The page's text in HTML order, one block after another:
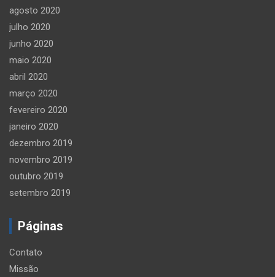
agosto 2020
julho 2020
junho 2020
maio 2020
abril 2020
março 2020
fevereiro 2020
janeiro 2020
dezembro 2019
novembro 2019
outubro 2019
setembro 2019
Páginas
Contato
Missão